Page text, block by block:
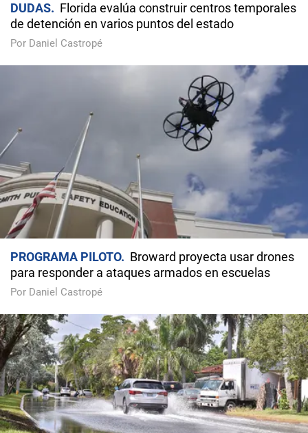
DUDAS
Florida evalúa construir centros temporales
de detención en varios puntos del estado
Por Daniel Castropé
PROGRAMA PILOTO
Broward proyecta usar drones
para responder a ataques armados en escuelas
Por Daniel Castropé